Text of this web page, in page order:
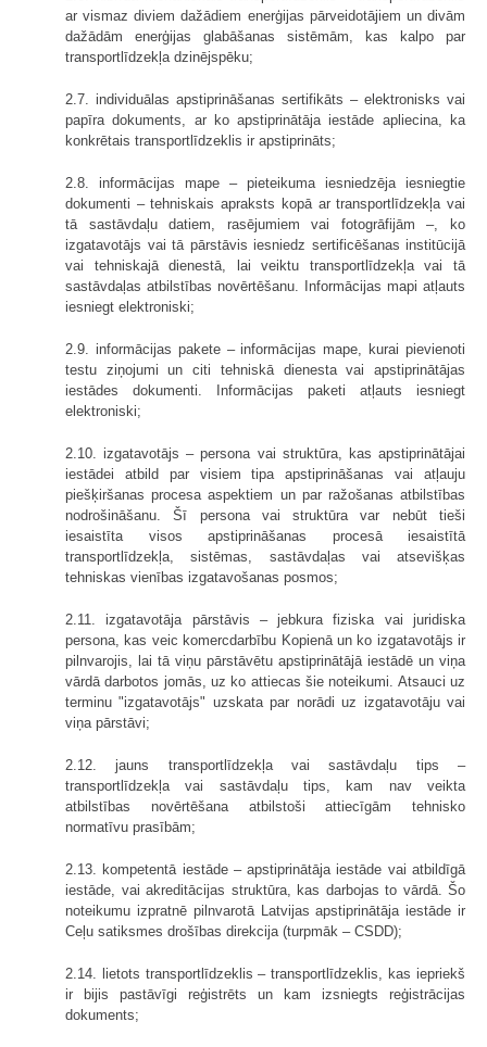
ar vismaz diviem dažādiem enerģijas pārveidotājiem un divām
dažādām enerģijas glabāšanas sistēmām, kas kalpo par
transportlīdzekļa dzinējspēku;
2.7. individuālas apstiprināšanas sertifikāts – elektronisks vai
papīra dokuments, ar ko apstiprinātāja iestāde apliecina, ka
konkrētais transportlīdzeklis ir apstiprināts;
2.8. informācijas mape – pieteikuma iesniedzēja iesniegtie
dokumenti – tehniskais apraksts kopā ar transportlīdzekļa vai
tā sastāvdaļu datiem, rasējumiem vai fotogrāfijām –, ko
izgatavotājs vai tā pārstāvis iesniedz sertificēšanas institūcijā
vai tehniskajā dienestā, lai veiktu transportlīdzekļa vai tā
sastāvdaļas atbilstības novērtēšanu. Informācijas mapi atļauts
iesniegt elektroniski;
2.9. informācijas pakete – informācijas mape, kurai pievienoti
testu ziņojumi un citi tehniskā dienesta vai apstiprinātājas
iestādes dokumenti. Informācijas paketi atļauts iesniegt
elektroniski;
2.10. izgatavotājs – persona vai struktūra, kas apstiprinātājai
iestādei atbild par visiem tipa apstiprināšanas vai atļauju
piešķiršanas procesa aspektiem un par ražošanas atbilstības
nodrošināšanu. Šī persona vai struktūra var nebūt tieši
iesaistīta visos apstiprināšanas procesā iesaistītā
transportlīdzekļa, sistēmas, sastāvdaļas vai atsevišķas
tehniskas vienības izgatavošanas posmos;
2.11. izgatavotāja pārstāvis – jebkura fiziska vai juridiska
persona, kas veic komercdarbību Kopienā un ko izgatavotājs ir
pilnvarojis, lai tā viņu pārstāvētu apstiprinātājā iestādē un viņa
vārdā darbotos jomās, uz ko attiecas šie noteikumi. Atsauci uz
terminu "izgatavotājs" uzskata par norādi uz izgatavotāju vai
viņa pārstāvi;
2.12. jauns transportlīdzekļa vai sastāvdaļu tips –
transportlīdzekļa vai sastāvdaļu tips, kam nav veikta
atbilstības novērtēšana atbilstoši attiecīgām tehnisko
normatīvu prasībām;
2.13. kompetentā iestāde – apstiprinātāja iestāde vai atbildīgā
iestāde, vai akreditācijas struktūra, kas darbojas to vārdā. Šo
noteikumu izpratnē pilnvarotā Latvijas apstiprinātāja iestāde ir
Ceļu satiksmes drošības direkcija (turpmāk – CSDD);
2.14. lietots transportlīdzeklis – transportlīdzeklis, kas iepriekš
ir bijis pastāvīgi reģistrēts un kam izsniegts reģistrācijas
dokuments;